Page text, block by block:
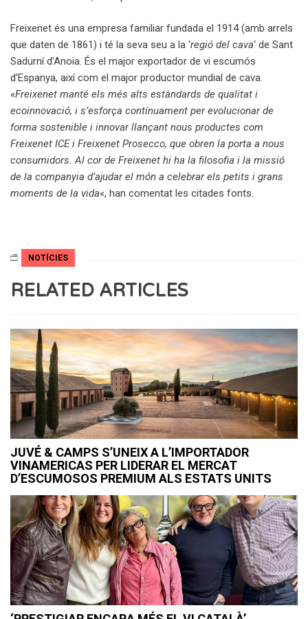
Freixenet és una empresa familiar fundada el 1914 (amb arrels
que daten de 1861) i té la seva seu a la ‘regió del cava‘ de Sant
Sadurní d’Anoia. És el major exportador de vi escumós
d’Espanya, així com el major productor mundial de cava.
«Freixenet manté els més alts estàndards de qualitat i
ecoinnovació, i s’esforça contínuament per evolucionar de
forma sostenible i innovar llançant nous productes com
Freixenet ICE i Freixenet Prosecco, que obren la porta a nous
consumidors. Al cor de Freixenet hi ha la filosofia i la missió
de la companyia d’ajudar el món a celebrar els petits i grans
moments de la vida«, han comentat les citades fonts.
NOTÍCIES
RELATED ARTICLES
JUVÉ & CAMPS S’UNEIX A L’IMPORTADOR
VINAMERICAS PER LIDERAR EL MERCAT
D’ESCUMOSOS PREMIUM ALS ESTATS UNITS